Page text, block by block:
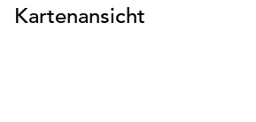
Kartenansicht